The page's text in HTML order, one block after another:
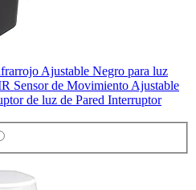
Ajustable Negro para luz
Sensor de Movimiento Ajustable
de luz de Pared Interruptor